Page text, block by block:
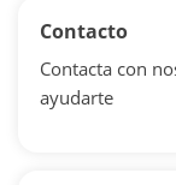
Contacto
Contacta con
ayudarte